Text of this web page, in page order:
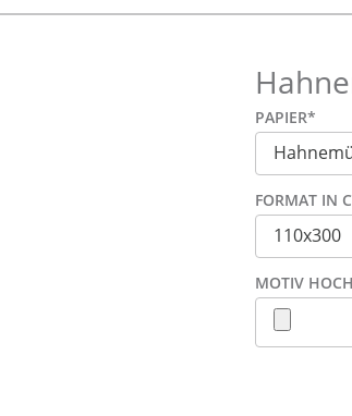
PAPIER*
FORMAT IN
MOTIV